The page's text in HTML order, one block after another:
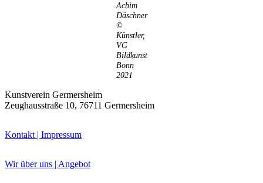
Uli Rothfuss
Achim
Däschner
©
Künstler,
VG
Bildkunst
Bonn
2021
Kunstverein Germersheim
Zeughausstraße 10, 76711 Germersheim
Kontakt | Impressum
Wir über uns | Angebot